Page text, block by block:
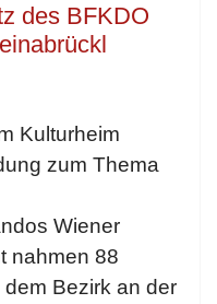
des BFKDO
Kulturheim
zum Thema
Wiener
nahmen 88
Bezirk an der